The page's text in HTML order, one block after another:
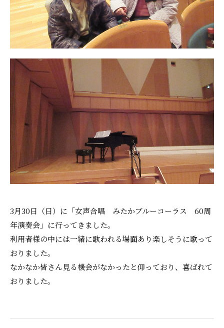
運営会社
プライバシーポリシー
採用情報
3月30日（日）に「女声合唱 みたかブルーコーラス 60周
年演奏会」に行ってきました。
利用者様の中には一緒に歌われる場面あり楽しそうに歌って
おりました。
なかなか皆さん見る機会がなかったと仰っており、喜ばれて
おりました。